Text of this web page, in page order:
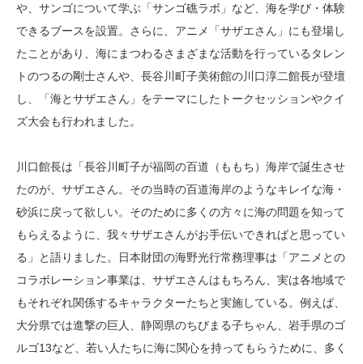
や、サンゴについて学ぶ「サンゴ礁ラボ」など、海を学び・体験
できるブースを設置。さらに、アニメ「サザエさん」にも登場し
たことがあり、海にまつわるさまざまな活動を行っているタレン
トのつるの剛士さんや、長谷川町子美術館の川口淳二館長が登壇
し、「海とサザエさん」をテーマにしたトークセッションやクイ
ズ大会も行われました。
川口館長は「長谷川町子が福岡の百道（ももち）海岸で誕生させ
たのが、サザエさん。その当時の百道海岸のようなキレイな海・
砂浜に戻って欲しい。そのために多くの方々に海の問題を知って
もらえるように、我々サザエさんがお手伝いできればと思ってい
る」と語りました。日本財団の海野光行常務理事は「アニメとの
コラボレーション事業は、サザエさんはもちろん、実は各地域で
もそれぞれ関係するキャラクターたちと実施している。例えば、
大分県では進撃の巨人、静岡県のちびまる子ちゃん、岩手県のゴ
ルゴ13など、若い人たちに海に関心を持ってもらうために、多く